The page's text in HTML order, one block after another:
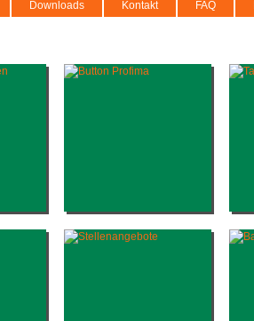
Downloads Kontakt FAQ